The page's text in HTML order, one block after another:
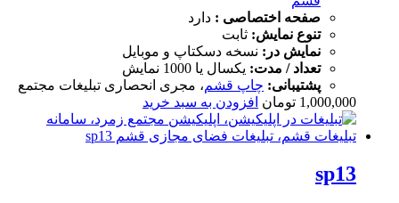
صفحه اختصاصی : دارد
تنوع نمایش: ثابت
نمایش در: نسخه دسکتاپ و موبایل
تعداد / مدت: یکسال یا 1000 نمایش
پشتیبانی: چاپ قشم، مجری انحصاری تبلیغات مجتمع
1,000,000 تومان افزودن به سبد خرید
sp13